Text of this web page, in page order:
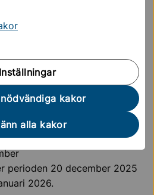
Inställningar
kakor
alla kakor
under läsåret: 7 januari
ytterligare tre dagar
oktober – 31 oktober
perioden 20 december 2025
2026.